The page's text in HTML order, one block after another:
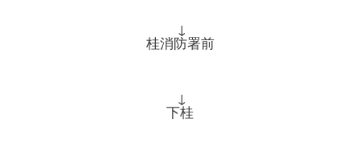
↓
桂消防署前
↓
下桂